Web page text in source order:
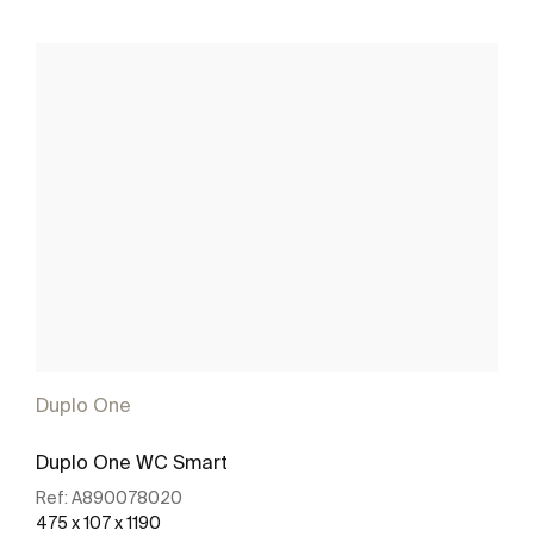
Duplo One
Duplo One WC Smart
Ref: A890078020
475 x 107 x 1190